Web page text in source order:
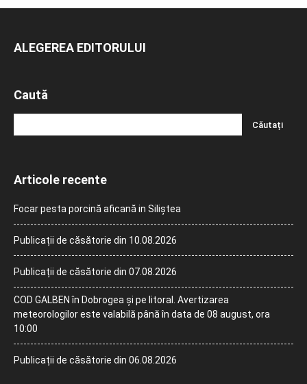
ALEGEREA EDITORULUI
Caută
Articole recente
Focar pesta porcină aficană in Siliștea
Publicații de căsătorie din 10.08.2026
Publicații de căsătorie din 07.08.2026
COD GALBEN în Dobrogea și pe litoral. Avertizarea
meteorologilor este valabilă până în data de 08 august, ora
10:00
Publicații de căsătorie din 06.08.2026